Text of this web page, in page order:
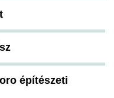
építészeti